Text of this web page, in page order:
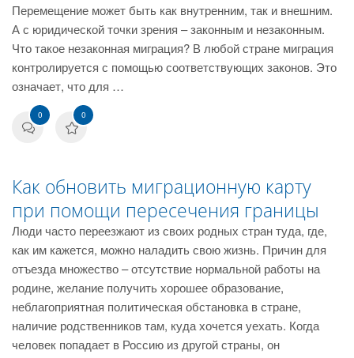
Перемещение может быть как внутренним, так и внешним.
А с юридической точки зрения – законным и незаконным.
Что такое незаконная миграция? В любой стране миграция
контролируется с помощью соответствующих законов. Это
означает, что для …
0 0
Как обновить миграционную карту
при помощи пересечения границы
Люди часто переезжают из своих родных стран туда, где,
как им кажется, можно наладить свою жизнь. Причин для
отъезда множество – отсутствие нормальной работы на
родине, желание получить хорошее образование,
неблагоприятная политическая обстановка в стране,
наличие родственников там, куда хочется уехать. Когда
человек попадает в Россию из другой страны, он